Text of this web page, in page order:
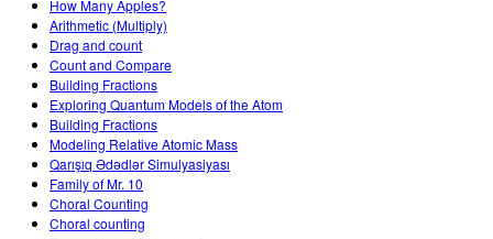
How Many Apples?
Arithmetic (Multiply)
Drag and count
Count and Compare
Building Fractions
Exploring Quantum Models of the Atom
Building Fractions
Modeling Relative Atomic Mass
Qarışıq Ədədlər Simulyasiyası
Family of Mr. 10
Choral Counting
Choral counting